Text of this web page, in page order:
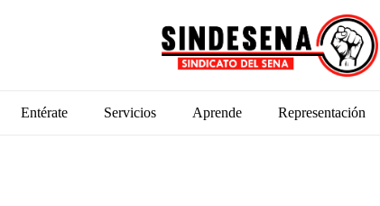
Entérate Servicios Aprende Representación